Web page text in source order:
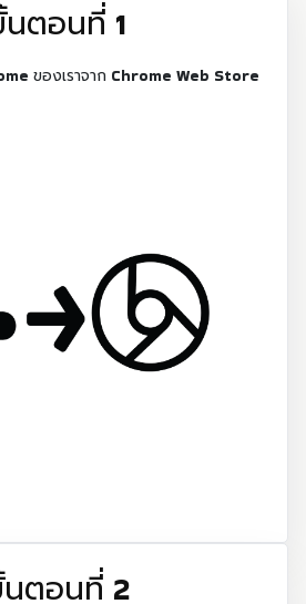
นตอนที่ 1
ของเราจาก Chrome Web Store
ตอนที่ 2